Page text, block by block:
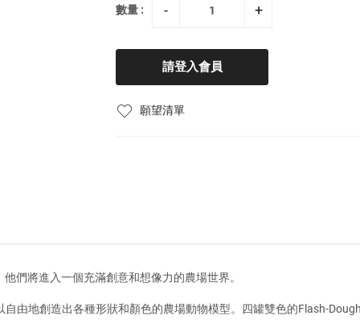
數量 : - +
請登入會員
願望清單
們將進入一個充滿創意和想像力的農場世界。
由地創造出各種形狀和顏色的農場動物模型。四罐雙色的Flash-